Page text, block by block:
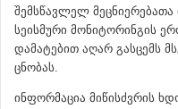
შემსწავლელ მეცნიერებათა
სეისმური მონიტორინგის
დამატებით აღარ გასცემს
ცნობას.
ინფორმაცია მიწისძვრის